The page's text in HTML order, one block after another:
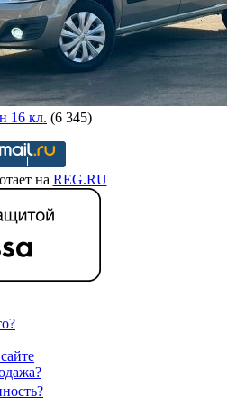
16 кл. (6 345)
на REG.RU